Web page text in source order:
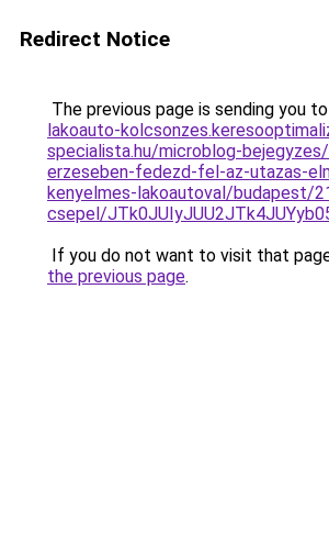
Redirect Notice
The previous page is sending you to
lakoauto-
specialista.hu/microblog-
erzeseben-fedezd-fel-az-utazas-
kenyelmes-lakoautoval/budapest/
csepel/
If you do not want to visit that
the previous page.